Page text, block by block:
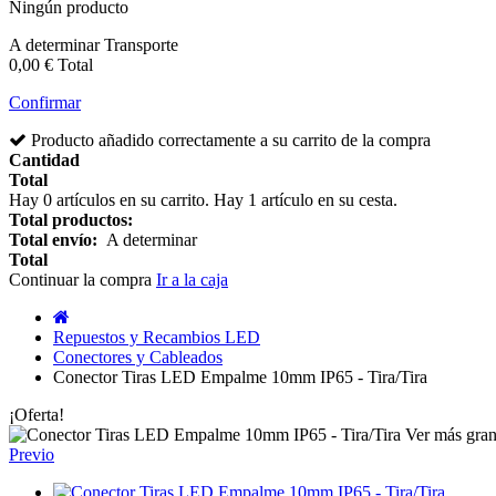
Ningún producto
A determinarTransporte
0,00 € Total
Confirmar
Producto añadido correctamente a su carrito de la compra
Cantidad
Total
Hay 0 artículos en su carrito. Hay 1 artículo en su cesta.
Total productos:
Total envío: A determinar
Total
Continuar la compra Ir a la caja
Repuestos y Recambios LED
Conectores y Cableados
Conector Tiras LED Empalme 10mm IP65 - Tira/Tira
¡Oferta!
Ver más
Previo